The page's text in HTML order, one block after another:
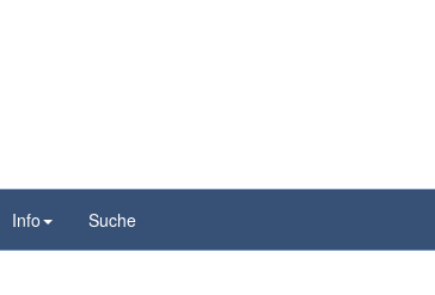
Info Suche